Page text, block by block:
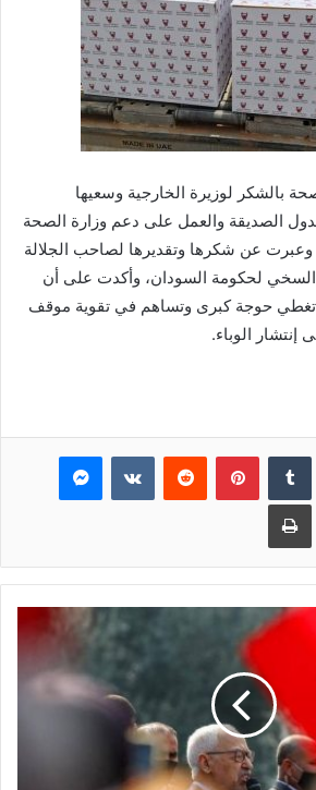
بالشكر لوزيرة الخارجية وسعيها
الصديقة والعمل على دعم وزارة الصحة
وعبرت عن شكرها وتقديرها لصاحب الجلالة
لحكومة السودان، وأكدت على أن
حوجة كبرى وتساهم في تقوية موقف
الوباء.
بينتيريست ماسنجر
عبر البريد طباعة